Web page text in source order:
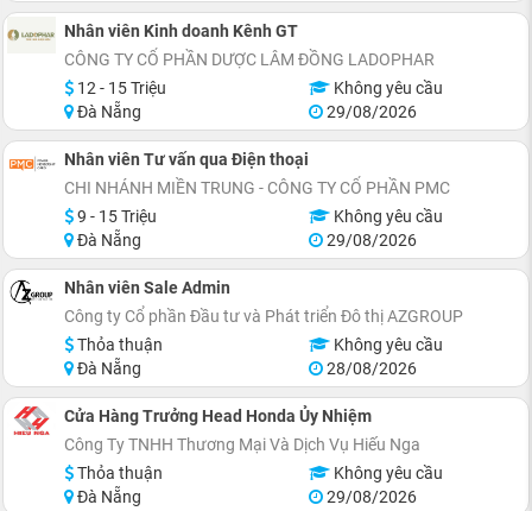
Nhân viên Kinh doanh Kênh GT
CÔNG TY CỔ PHẦN DƯỢC LÂM ĐỒNG LADOPHAR
12 - 15 Triệu
Không yêu cầu
Đà Nẵng
29/08/2026
Nhân viên Tư vấn qua Điện thoại
CHI NHÁNH MIỀN TRUNG - CÔNG TY CỔ PHẦN PMC
9 - 15 Triệu
Không yêu cầu
Đà Nẵng
29/08/2026
Nhân viên Sale Admin
Công ty Cổ phần Đầu tư và Phát triển Đô thị AZGROUP
Thỏa thuận
Không yêu cầu
Đà Nẵng
28/08/2026
Cửa Hàng Trưởng Head Honda Ủy Nhiệm
Công Ty TNHH Thương Mại Và Dịch Vụ Hiếu Nga
Thỏa thuận
Không yêu cầu
Đà Nẵng
29/08/2026